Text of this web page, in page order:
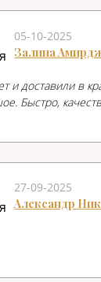
05-10-2025
Залина
и доставили в
Быстро,
27-09-2025
Александр